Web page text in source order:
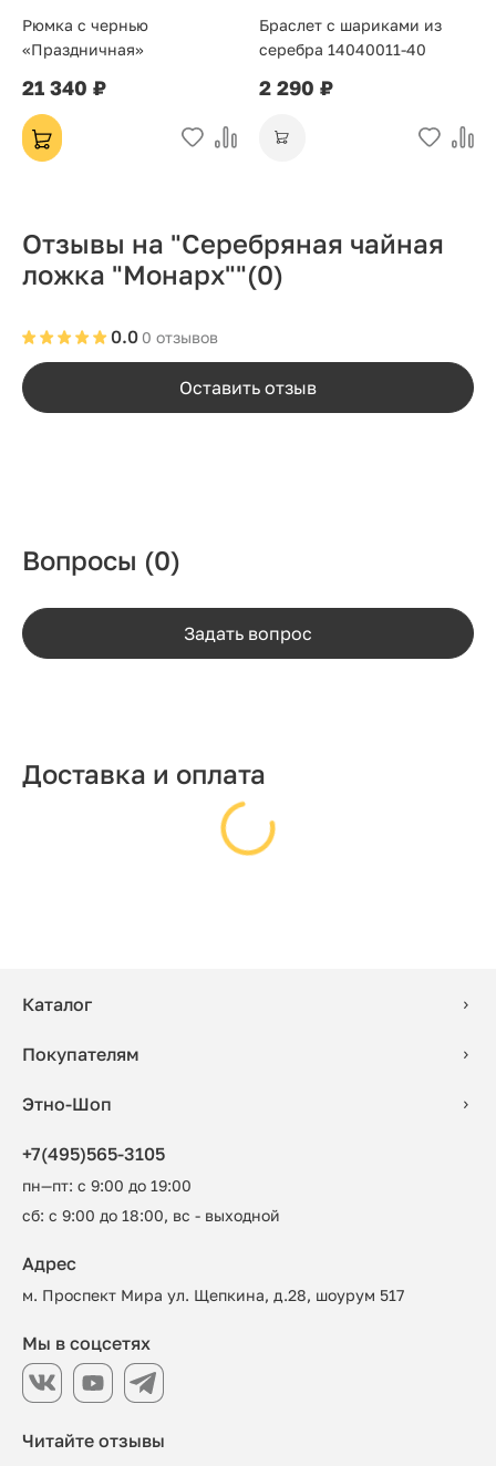
Рюмка с чернью
«Праздничная»
21 340 ₽
Браслет с шариками из
серебра 14040011-40
2 290 ₽
Отзывы на "Серебряная чайная
ложка "Монарх""(0)
0 отзывов
0.0
Оставить отзыв
Вопросы (0)
Задать вопрос
Доставка и оплата
Каталог
Покупателям
Этно-Шоп
+7(495)565-3105
пн—пт: с 9:00 до 19:00
сб: с 9:00 до 18:00, вс - выходной
Читайте отзывы
Адрес
м. Проспект Мира ул. Щепкина, д.28, шоурум 517
Мы в соцсетях